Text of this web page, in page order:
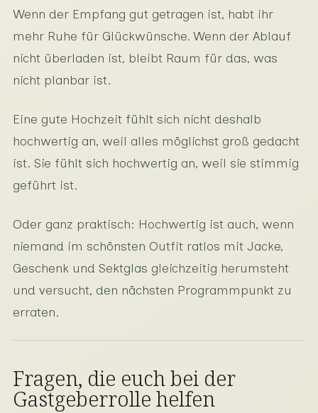
Wenn der Empfang gut getragen ist, habt ihr
mehr Ruhe für Glückwünsche. Wenn der Ablauf
nicht überladen ist, bleibt Raum für das, was
nicht planbar ist.
Eine gute Hochzeit fühlt sich nicht deshalb
hochwertig an, weil alles möglichst groß gedacht
ist. Sie fühlt sich hochwertig an, weil sie stimmig
geführt ist.
Oder ganz praktisch: Hochwertig ist auch, wenn
niemand im schönsten Outfit ratlos mit Jacke,
Geschenk und Sektglas gleichzeitig herumsteht
und versucht, den nächsten Programmpunkt zu
erraten.
Fragen, die euch bei der
Gastgeberrolle helfen